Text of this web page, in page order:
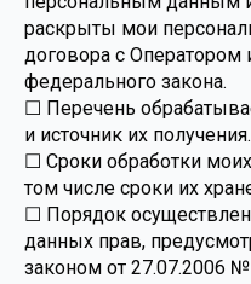
раскрыты мои
договора с Оператором
федерального закона.
☐ Перечень
и источник их получения.
☐ Сроки обработки
том числе сроки их
☐ Порядок
данных прав,
законом от 27.07.2006